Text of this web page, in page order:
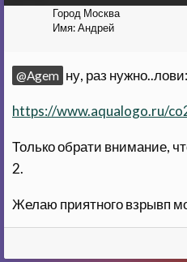
Город Москва
Имя:Андрей
@Agem ну, раз нужно..лови:
https://www.aqualogo.ru/
Только обрати внимание,
2.
Желаю приятного взрывп